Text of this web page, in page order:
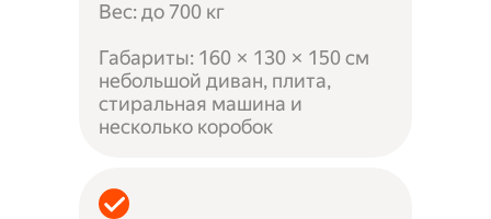
Вес: до 700 кг
Габариты: 160 × 130 × 150 см
небольшой диван, плита,
стиральная машина и
несколько коробок